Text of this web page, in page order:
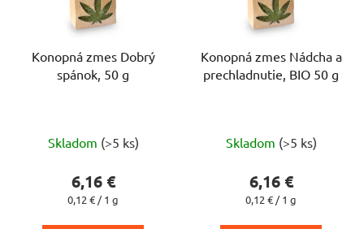
Konopná zmes Dobrý
spánok, 50 g
hodnotenie
produktu
je
Skladom (>5 ks)
6,16 €
Jednotková
0,12 € / 1 g
Konopná zmes Nádcha a
prechladnutie, BIO 50 g
hodnotenie
produktu
je
Skladom (>5 ks)
6,16 €
Jednotková
0,12 € / 1 g